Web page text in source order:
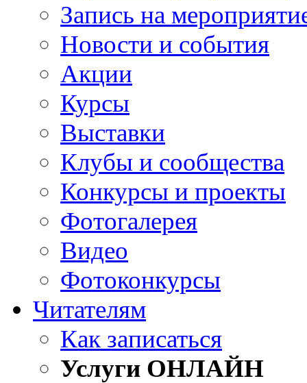
Запись на
Новости и события
Акции
Курсы
Выставки
Клубы и сообщества
Конкурсы и проекты
Фотогалерея
Видео
Фотоконкурсы
Читателям
Как записаться
Услуги ОНЛАЙН